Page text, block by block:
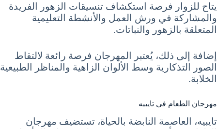
يتاح للزوار فرصة استكشاف تنسيقات الزهور الفريدة
والمشاركة في ورش العمل والأنشطة التعليمية
المتعلقة بالزهور والنباتات.
إضافة إلى ذلك، يُعتبر المهرجان فرصة رائعة لالتقاط
الصور التذكارية وسط الألوان الزاهية والمناظر الطبيعية
الخلابة.
مهرجان الطعام في تايبيه
تايبيه، العاصمة النابضة بالحياة، تستضيف مهرجان